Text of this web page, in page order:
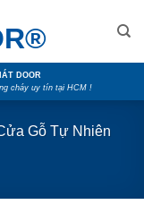
DOOR
cháy uy tín tại HCM !
Gỗ Tự Nhiên